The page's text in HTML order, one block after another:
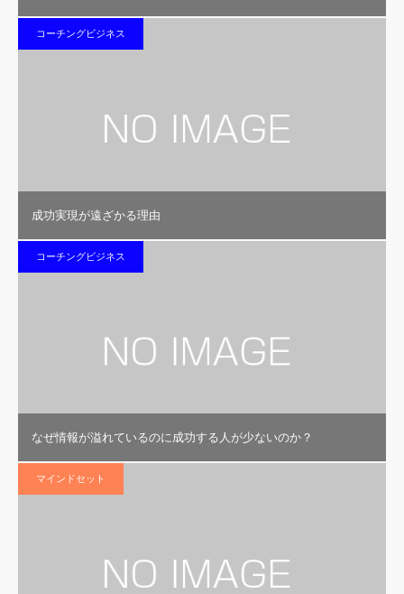
コーチングビジネス
成功実現が遠ざかる理由
コーチングビジネス
なぜ情報が溢れているのに成功する人が少ないのか？
マインドセット